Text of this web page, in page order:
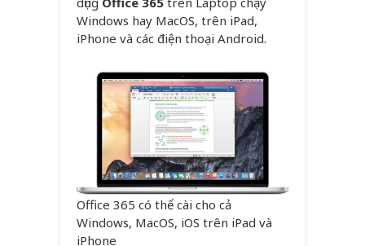
Windows hay MacOS, trên iPad,
iPhone và các điện thoại Android.
Office 365 có thể cài cho cả
Windows, MacOS, iOS trên iPad và
iPhone